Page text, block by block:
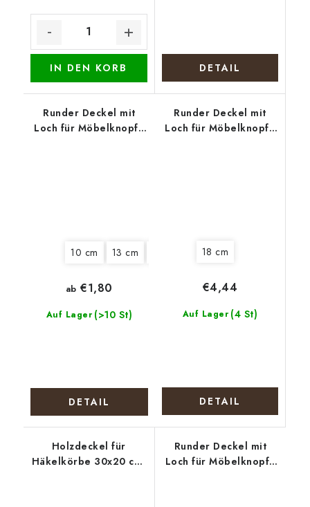
IN DEN KORB DETAIL
Runder Deckel mit
Loch für Möbelknopf -
10 cm 13 cm 20 cm
Auf Lager (>10 St)
ab €1,80
DETAIL
Runder Deckel mit
Loch für Möbelknopf -
18 cm
Auf Lager (4 St)
€4,44
DETAIL
Holzdeckel für
Häkelkörbe 30x20 cm,
Runder Deckel mit
Loch für Möbelknopf -